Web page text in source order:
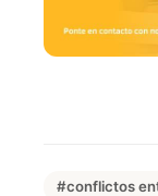
#conflictos